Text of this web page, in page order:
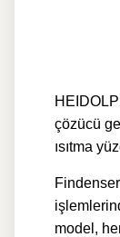
çözücü
ısıtma
model,